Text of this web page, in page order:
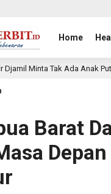
Home
Putus Sekolah Karena
Barat